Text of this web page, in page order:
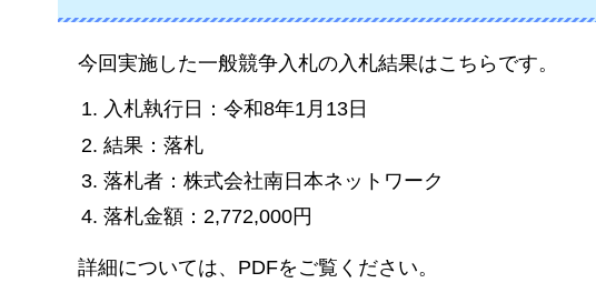
今回実施した一般競争入札の入札結果はこちらです。
入札執行日：令和8年1月13日
結果：落札
落札者：株式会社南日本ネットワーク
落札金額：2,772,000円
詳細については、PDFをご覧ください。